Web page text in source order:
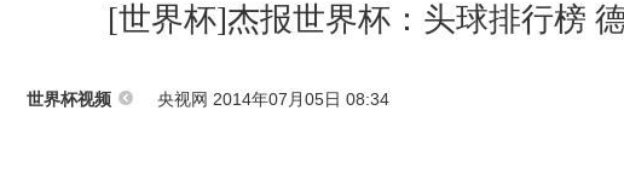
[世界杯]杰报世界杯：头球排行榜
世界杯视频 央视网 2014年07月05日 08:34